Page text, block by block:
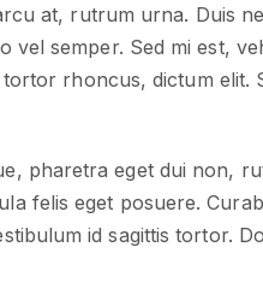
at, rutrum urna. Duis
vel semper. Sed mi est,
rhoncus, dictum elit.
pharetra eget dui non,
felis eget posuere.
id sagittis tortor.